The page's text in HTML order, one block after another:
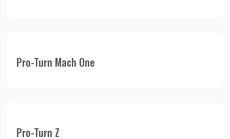
Pro-Turn Mach One
Pro-Turn Z